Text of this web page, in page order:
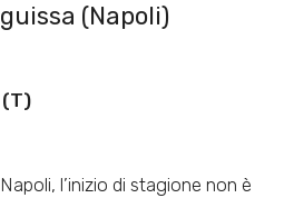
(Napoli)
(T)
l’inizio di stagione non è